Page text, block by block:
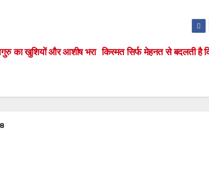
किस्मत सिर्फ मेहनत से बदलती
का खुशियों और आशीष भरा